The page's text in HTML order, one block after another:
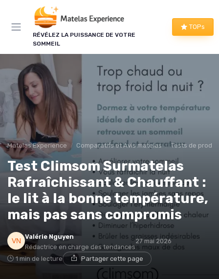
RÉVÉLEZ LA PUISSANCE DE VOTRE
SOMMEIL
TOPs
Matelas Experience Comparatifs et Avis matelas Tests de
Test Climsom Surmatelas
Rafraîchissant & Chauffant :
le lit à la bonne température,
mais pas sans compromis
Valérie Nguyen
Rédactrice en charge des tendances
27 mai 2026
1 min de lecture Partager cette page
Panneau de gestion des cookies